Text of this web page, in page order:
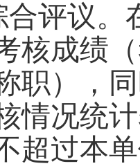
合评议
核成绩
职），
情况统
超过本